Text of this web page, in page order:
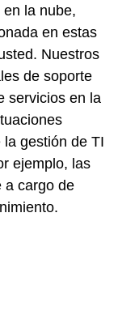
la nube,
en estas
Nuestros
de soporte
servicios en la
gestión de TI
ejemplo, las
a cargo de